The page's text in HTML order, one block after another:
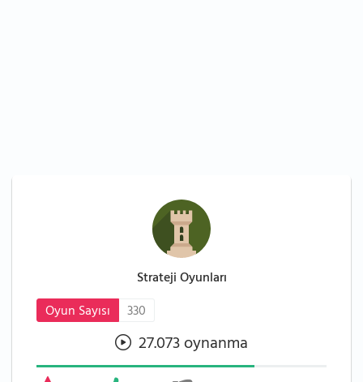
Strateji Oyunları
Oyun Sayısı
330
27.073 oynanma